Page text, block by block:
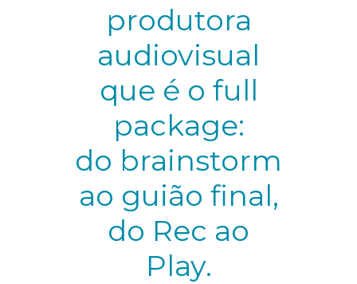
produtora
audiovisual
que é o full
package:
do brainstorm
ao guião final,
do Rec ao
Play.